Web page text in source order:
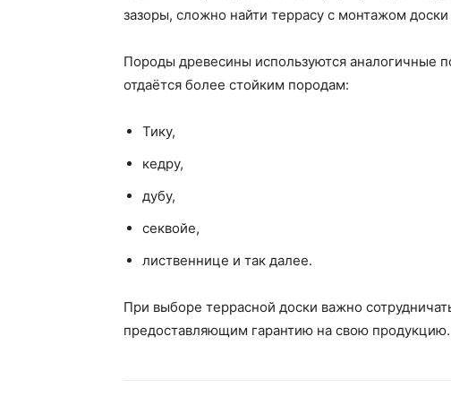
зазоры, сложно найти террасу с монтажом
Породы древесины используются аналогичные
отдаётся более стойким породам:
Тику,
кедру,
дубу,
секвойе,
лиственнице и так далее.
При выборе террасной доски важно
предоставляющим гарантию на свою продукцию.